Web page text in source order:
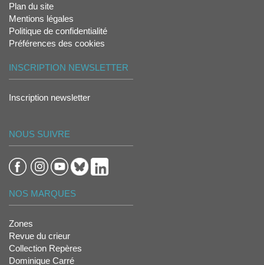
Plan du site
Mentions légales
Politique de confidentialité
Préférences des cookies
INSCRIPTION NEWSLETTER
Inscription newsletter
NOUS SUIVRE
NOS MARQUES
Zones
Revue du crieur
Collection Repères
Dominique Carré